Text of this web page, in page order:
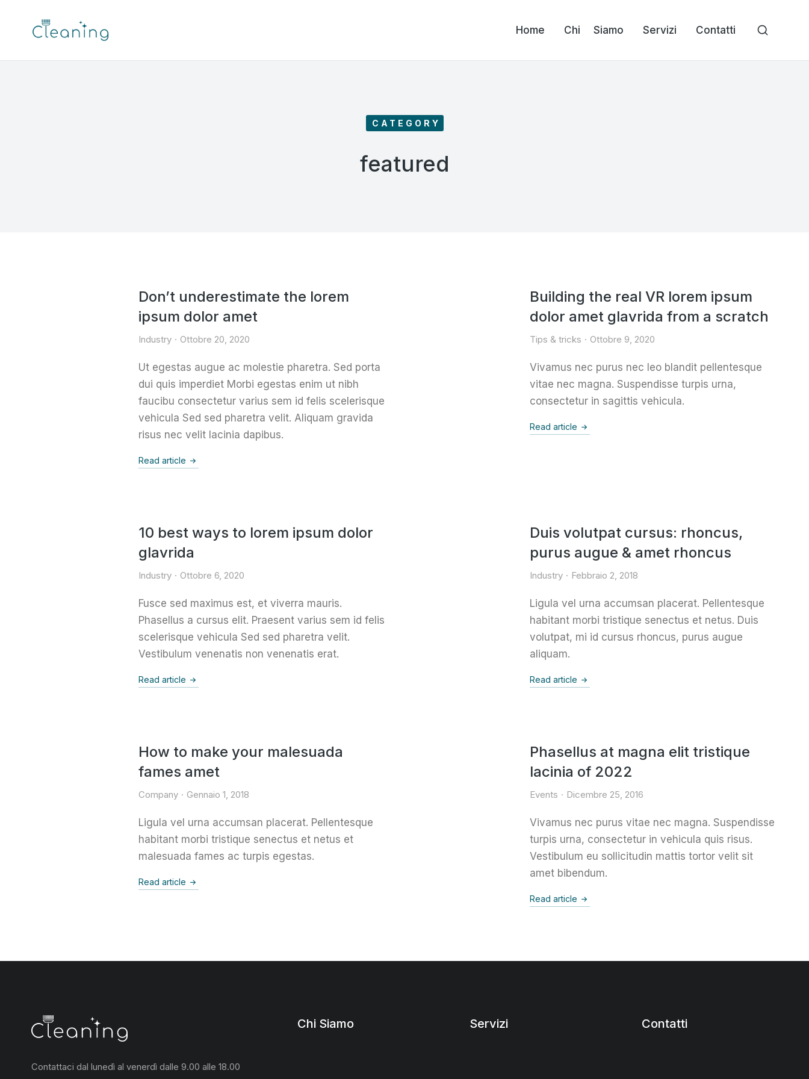
Home Chi Siamo Servizi Contatti
CATEGORY
featured
Don’t underestimate the lorem
ipsum dolor amet
Industry Ottobre 20, 2020
Ut egestas augue ac molestie pharetra. Sed porta
dui quis imperdiet Morbi egestas enim ut nibh
faucibu consectetur varius sem id felis scelerisque
vehicula Sed sed pharetra velit. Aliquam gravida
risus nec velit lacinia dapibus.
Read article
Building the real VR lorem ipsum
dolor amet glavrida from a scratch
Tips & tricks Ottobre 9, 2020
Vivamus nec purus nec leo blandit pellentesque
vitae nec magna. Suspendisse turpis urna,
consectetur in sagittis vehicula.
Read article
10 best ways to lorem ipsum dolor
glavrida
Industry Ottobre 6, 2020
Fusce sed maximus est, et viverra mauris.
Phasellus a cursus elit. Praesent varius sem id felis
scelerisque vehicula Sed sed pharetra velit.
Vestibulum venenatis non venenatis erat.
Read article
Duis volutpat cursus: rhoncus,
purus augue & amet rhoncus
Industry Febbraio 2, 2018
Ligula vel urna accumsan placerat. Pellentesque
habitant morbi tristique senectus et netus. Duis
volutpat, mi id cursus rhoncus, purus augue
aliquam.
Read article
How to make your malesuada
fames amet
Company Gennaio 1, 2018
Ligula vel urna accumsan placerat. Pellentesque
habitant morbi tristique senectus et netus et
malesuada fames ac turpis egestas.
Read article
Phasellus at magna elit tristique
lacinia of 2022
Events Dicembre 25, 2016
Vivamus nec purus vitae nec magna. Suspendisse
turpis urna, consectetur in vehicula quis risus.
Vestibulum eu sollicitudin mattis tortor velit sit
amet bibendum.
Read article
Contattaci dal lunedì al venerdì dalle 9.00 alle 18.00
Chi Siamo Servizi Contatti